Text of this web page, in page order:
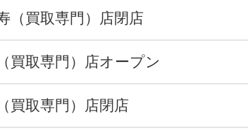
（買取専門）店閉店
買取専門）店オープン
買取専門）店閉店